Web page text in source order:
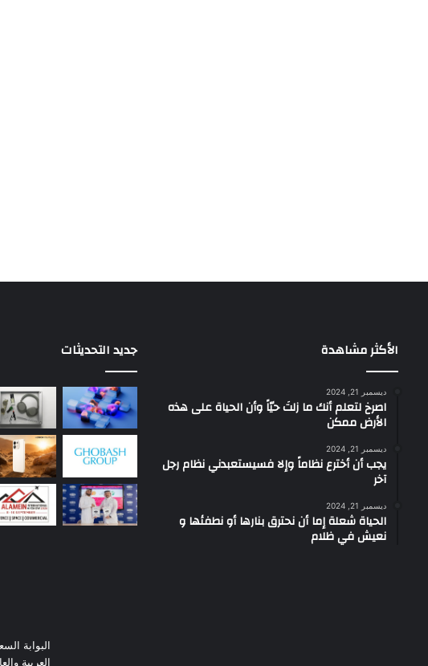
الأكثر مشاهدة
ديسمبر 21, 2024
‫اصرخ لتعلم أنك ما زلتَ حيّاً وأن الحياة على هذه
الأرض ممكن
ديسمبر 21, 2024
يجب أن أخترع نظاماً وإلا فسيستعبدني نظام رجل
آخر
ديسمبر 21, 2024
الحياة شعلة إما أن نحترق بنارها أو نطفئها و
نعيش في ظلام
جديد التحديثات
البوابة
العربية